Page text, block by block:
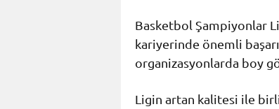
Basketbol Şampiyonlar
kariyerinde önemli
organizasyonlarda boy
Ligin artan kalitesi ile